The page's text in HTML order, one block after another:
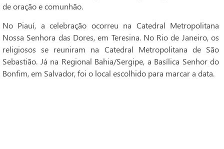
de oração e comunhão.
No Piauí, a celebração ocorreu na Catedral Metropolitana
Nossa Senhora das Dores, em Teresina. No Rio de Janeiro, os
religiosos se reuniram na Catedral Metropolitana de São
Sebastião. Já na Regional Bahia/Sergipe, a Basílica Senhor do
Bonfim, em Salvador, foi o local escolhido para marcar a data.